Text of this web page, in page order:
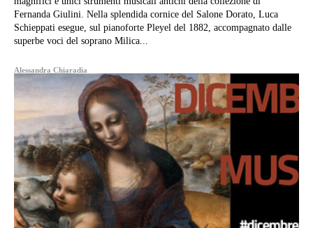
Fernanda Giulini. Nella splendida cornice del Salone Dorato, Luca
Schieppati esegue, sul pianoforte Pleyel del 1882, accompagnato dalle
superbe voci del soprano Milica...
Alessandra Chiaradia